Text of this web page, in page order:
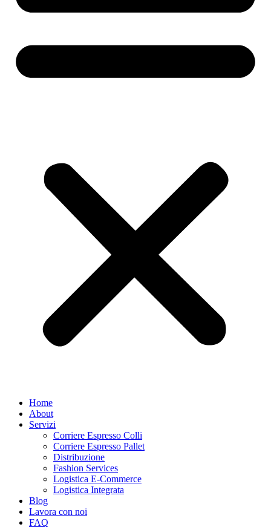
Home
About
Servizi
Corriere Espresso Colli
Corriere Espresso Pallet
Distribuzione
Fashion Services
Logistica E-Commerce
Logistica Integrata
Blog
Lavora con noi
FAQ